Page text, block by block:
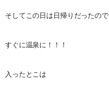
そしてこの日は日帰りだったので
すぐに温泉に！！！
入ったとこは